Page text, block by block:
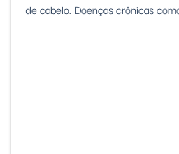
de cabelo. Doenças crônicas